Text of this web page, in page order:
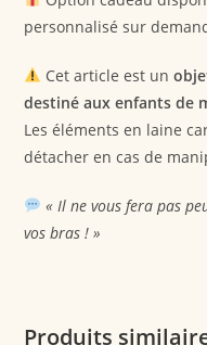
personnalisé sur
Cet article est un
destiné aux enfants de
Les éléments en laine
détacher en cas de
« Il ne vous fera pas
vos bras ! »
Produits